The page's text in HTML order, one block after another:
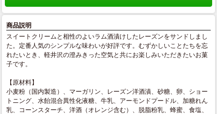
商品説明
スイートクリームと相性のよいラム酒漬けしたレーズンをサンドしまし
た。定番人気のシンプルな味わいが好評です。むずかしいことたちを忘
れたいとき、軽井沢の澄みきった空気と共にお楽しみいただきたいお菓
子です。
【原材料】
小麦粉（国内製造）、マーガリン、レーズン洋酒漬、砂糖、卵、ショー
トニング、水飴混合異性化液糖、牛乳、アーモンドプードル、加糖れん
乳、コーンスターチ、洋酒（オレンジ含む）、脱脂粉乳、蜂蜜、食塩、